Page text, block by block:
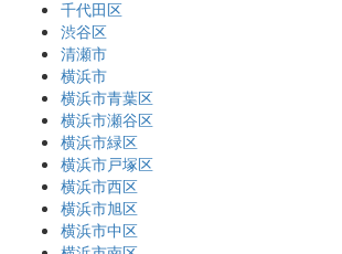
千代田区
渋谷区
清瀬市
横浜市
横浜市青葉区
横浜市瀬谷区
横浜市緑区
横浜市戸塚区
横浜市西区
横浜市旭区
横浜市中区